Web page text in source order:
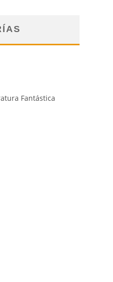
Fantástica